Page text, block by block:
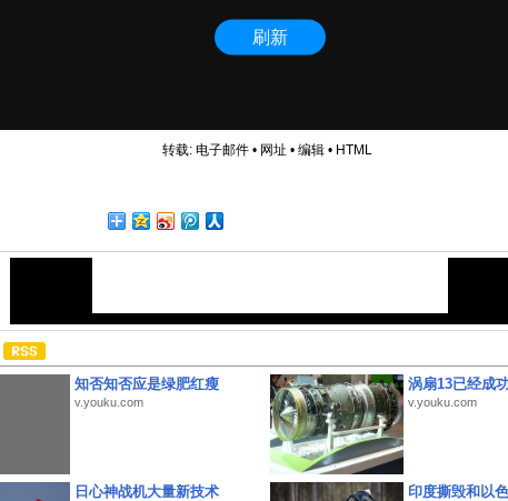
转载: 电子邮件• 网址 • 编辑• HTML
知否知否应是绿肥红瘦
v.youku.com
涡扇13已经成
v.youku.com
日心神战机大量新技术 印度撕毁和以